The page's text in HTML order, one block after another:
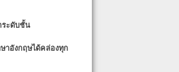
ระดับชั้น
าอังกฤษได้คล่องทุก